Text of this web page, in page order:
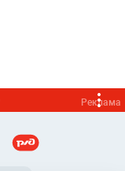
Реклама